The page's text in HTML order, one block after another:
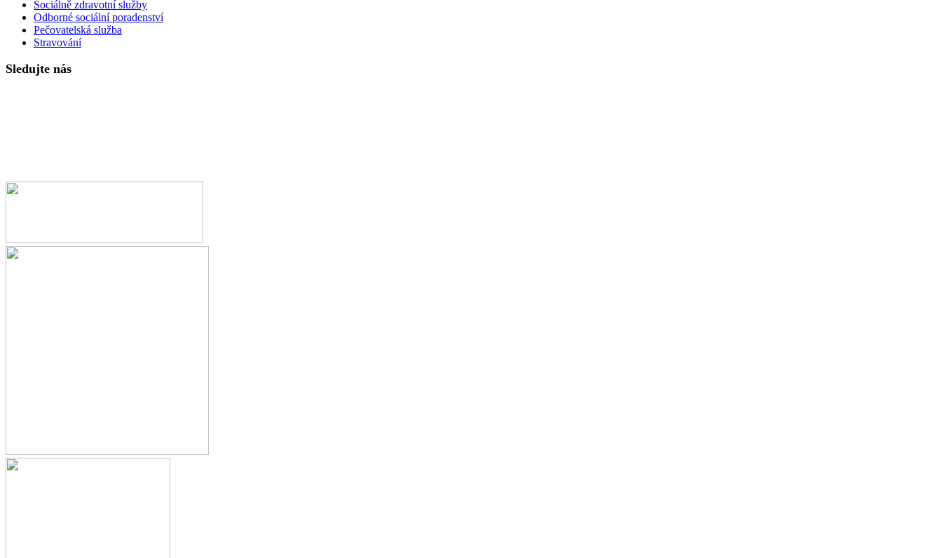
Sociálně zdravotní služby
Odborné sociální poradenství
Pečovatelská služba
Stravování
Sledujte nás